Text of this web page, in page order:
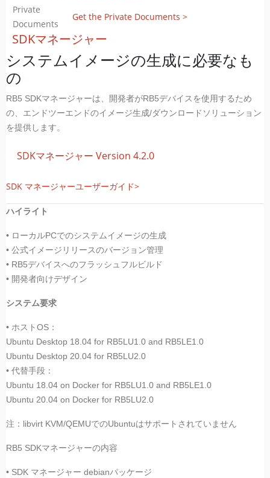
Private
Documents
Get the Private Documents >
SDKマネージャー
システムイメージの生成に必要なも
の
RB5 SDKマネージャーは、開発者がRB5デバイスを使用するため
の、エンドツーエンドのイメージ生成/ダウンロードソリューション
を提供します。
SDKマネージャー Version 4.2.0
SDK マネージャーユーザーガイド>
ハイライト
• ローカルPCでのシステムイメージの生成
• 公式イメージリリースのバージョン管理
• RB5デバイスへのフラッシュフルビルド
• 開発者向けデザイン
システム要求
• ホストOS：
Ubuntu Desktop 18.04 for RB5LU1.0 and RB5LE1.0
Ubuntu Desktop 20.04 for RB5LU2.0
• 代替手段：
Ubuntu 18.04 on Docker for RB5LU1.0 and RB5LE1.0
Ubuntu 20.04 on Docker for RB5LU2.0
注：libvirt KVM/QEMUでのUbuntuはサポートされていません
RB5 SDKマネージャーの内容
• SDK マネージャー debianパッケージ